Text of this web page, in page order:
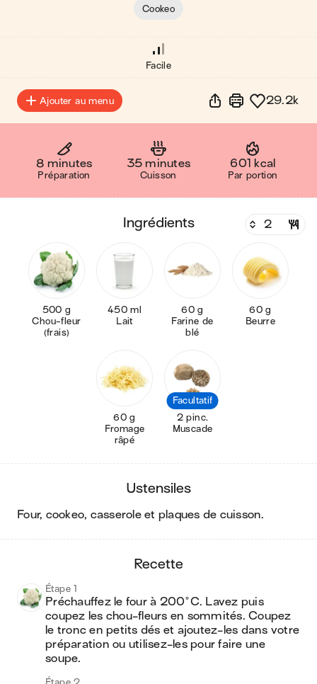
Cookeo
Facile
Ajouter au menu 29.2k
8 minutes
Préparation
35 minutes
Cuisson
601 kcal
Par portion
ingrédients
500 g
Chou-fleur
(frais)
450 ml
Lait
60 g
Farine de
blé
60 g
Beurre
60 g
Fromage
râpé
Facultatif
2 pinc.
Muscade
ustensiles
four, cookeo, casserole et plaques de cuisson.
recette
Étape 1
Préchauffez le four à 200°C. Lavez puis
coupez les chou-fleurs en sommités. Coupez
le tronc en petits dés et ajoutez-les dans votre
préparation ou utilisez-les pour faire une
soupe.